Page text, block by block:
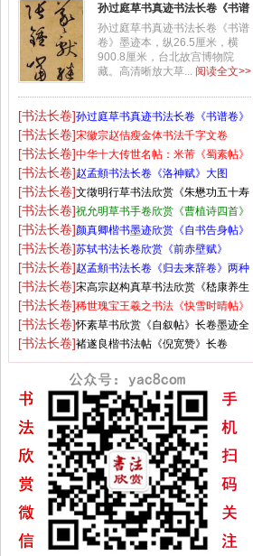
孙过庭草书真迹书法长卷《书谱
卷》高清大图
孙过庭草书真迹书法长卷《书谱
卷》墨迹本，纵26.5厘米，横
900.8厘米，台北故宫博物院
藏。高清晰放大草... 阅读全文>>
[书法长卷]孙过庭草书真迹书法长卷《书谱卷》
高清大图
[书法长卷]宋徽宗赵佶瘦金体书法千字文卷
[书法长卷]中华十大传世名帖：米芾《蜀素帖》
大图
[书法长卷]赵孟頫书法长卷《洛神赋》大图
[书法长卷]文徵明行草书法欣赏《朱懋功五十寿
颂卷》
[书法长卷]祝允明草书手卷欣赏《曹植诗四首》
高清大图
[书法长卷]颜真卿楷书墨迹欣赏《自书告身帖》
[书法长卷]苏轼书法长卷欣赏《前赤壁赋》
[书法长卷]赵孟頫书法长卷《归去来辞卷》两种
[书法长卷]宋高宗赵构真草书法欣赏《嵇康养生
论卷》
[书法长卷]稀世瑰宝王羲之书法《快雪时晴帖》
全卷
[书法长卷]怀素草书欣赏《自叙帖》长卷墨迹全
图
[书法长卷]褚遂良楷书法帖《倪宽赞》长卷